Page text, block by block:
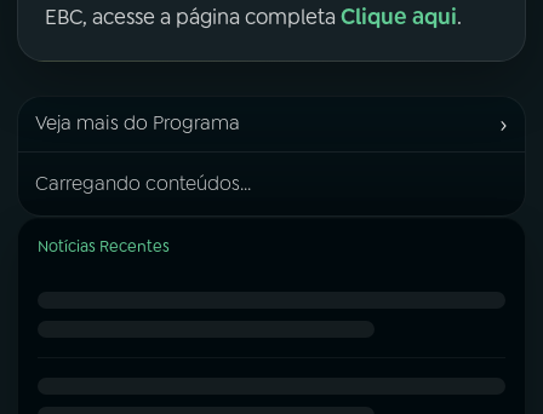
EBC, acesse a página completa Clique aqui.
Veja mais do Programa ›
Carregando conteúdos...
Notícias Recentes